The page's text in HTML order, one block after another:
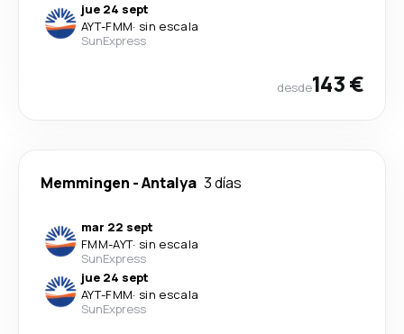
jue 24 sept
AYT-FMM· sin escala
SunExpress
desde143 €
Memmingen -Antalya 3 días
mar 22 sept
FMM-AYT· sin escala
SunExpress
jue 24 sept
AYT-FMM· sin escala
SunExpress